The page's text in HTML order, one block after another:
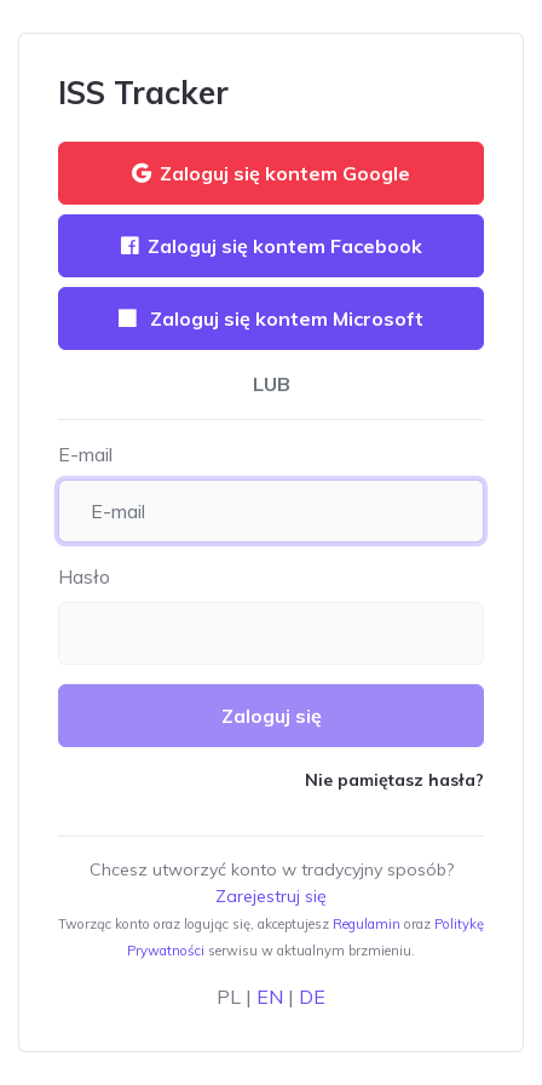
ISS Tracker
Zaloguj się kontem Google
Zaloguj się kontem Facebook
Zaloguj się kontem Microsoft
LUB
E-mail
Hasło
Zaloguj się
Nie pamiętasz hasła?
Chcesz utworzyć konto w tradycyjny sposób?
Zarejestruj się
Tworząc konto oraz logując się, akceptujesz Regulamin oraz Politykę
Prywatności serwisu w aktualnym brzmieniu.
PL | EN | DE